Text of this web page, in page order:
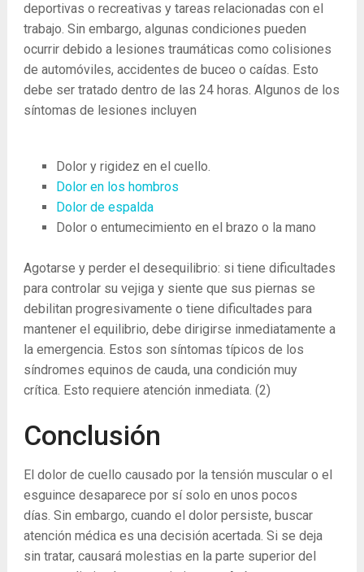
deportivas o recreativas y tareas relacionadas con el
trabajo. Sin embargo, algunas condiciones pueden
ocurrir debido a lesiones traumáticas como colisiones
de automóviles, accidentes de buceo o caídas. Esto
debe ser tratado dentro de las 24 horas. Algunos de los
síntomas de lesiones incluyen
Dolor y rigidez en el cuello.
Dolor en los hombros
Dolor de espalda
Dolor o entumecimiento en el brazo o la mano
Agotarse y perder el desequilibrio: si tiene dificultades
para controlar su vejiga y siente que sus piernas se
debilitan progresivamente o tiene dificultades para
mantener el equilibrio, debe dirigirse inmediatamente a
la emergencia. Estos son síntomas típicos de los
síndromes equinos de cauda, ​​una condición muy
crítica. Esto requiere atención inmediata. (2)
Conclusión
El dolor de cuello causado por la tensión muscular o el
esguince desaparece por sí solo en unos pocos
días. Sin embargo, cuando el dolor persiste, buscar
atención médica es una decisión acertada. Si se deja
sin tratar, causará molestias en la parte superior del